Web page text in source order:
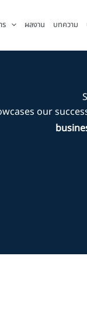
ร ผลงาน บทความ
our